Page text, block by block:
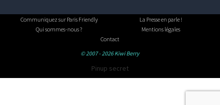
Communiquez sur Paris Friendly
La Presse en parle !
Qui sommes-nous ?
Mentions légales
Contact
© 2007 - 2026 Kiwi Berry
Pinup secret